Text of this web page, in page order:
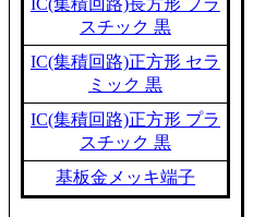
IC(集積回路)長方形 プラ
スチック 黒
IC(集積回路)正方形 セラ
ミック 黒
IC(集積回路)正方形 プラ
スチック 黒
基板金メッキ端子